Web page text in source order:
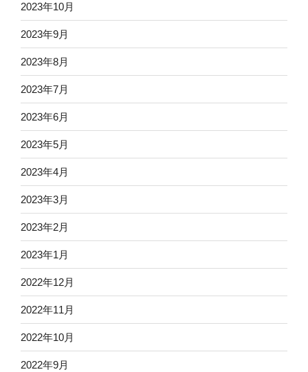
2023年10月
2023年9月
2023年8月
2023年7月
2023年6月
2023年5月
2023年4月
2023年3月
2023年2月
2023年1月
2022年12月
2022年11月
2022年10月
2022年9月